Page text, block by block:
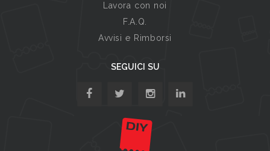
Lavora con noi
F.A.Q.
Avvisi e Rimborsi
SEGUICI SU